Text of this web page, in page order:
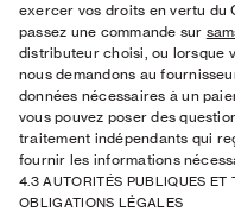
exercer vos droits en vertu du
passez une commande sur
distributeur choisi, ou lorsque
nous demandons au
données nécessaires à un
vous pouvez poser des
traitement indépendants qui
fournir les informations
4.3 AUTORITÉS PUBLIQUES ET
OBLIGATIONS LÉGALES